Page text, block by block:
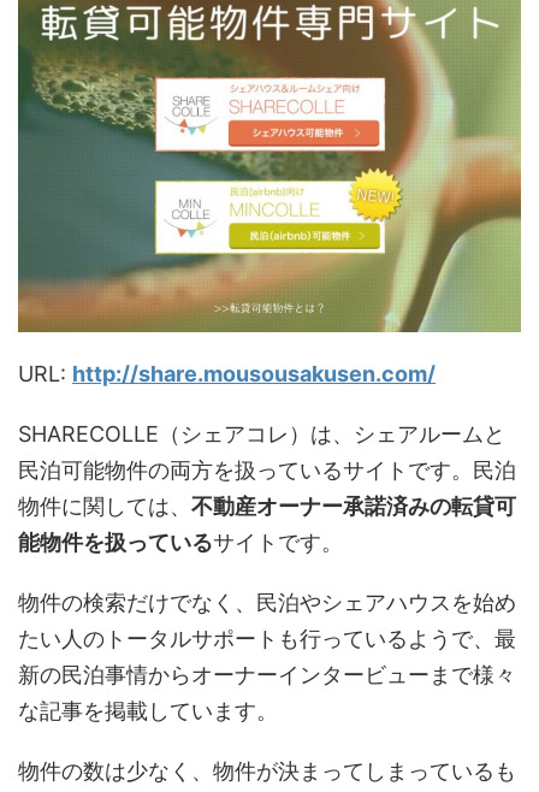
URL: http://share.mousousakusen.com/
SHARECOLLE（シェアコレ）は、シェアルームと
民泊可能物件の両方を扱っているサイトです。民泊
物件に関しては、 不動産オーナー承諾済みの転貸可
能物件を扱っているサイトです。
物件の検索だけでなく、民泊やシェアハウスを始め
たい人のトータルサポートも行っているようで、最
新の民泊事情からオーナーインタービューまで様々
な記事を掲載しています。
物件の数は少なく、物件が決まってしまっているも